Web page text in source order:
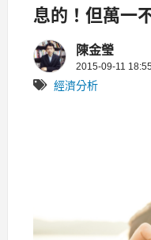
息的！但萬一
應該 ...陳金瑩
2015-09-11 18:55
經濟分析